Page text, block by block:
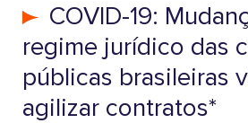
COVID-19:
regime jurídico das
públicas brasileiras
agilizar contratos*